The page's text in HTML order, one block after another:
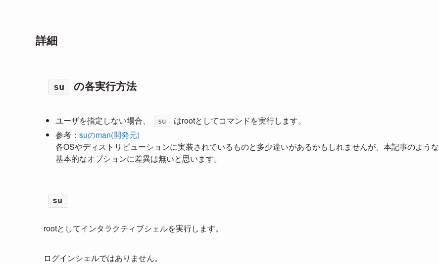
詳細
su の各実行方法
ユーザを指定しない場合、 su
はrootとしてコマンドを実行します。
参考： suのman(開発元)
各OSやディストリビューションに実装されているものと多少違いがあるかもしれませんが、本記事のような
基本的なオプションに差異は無いと思います。
su
rootとしてインタラクティブシェルを実行します。
ログインシェルではありません。